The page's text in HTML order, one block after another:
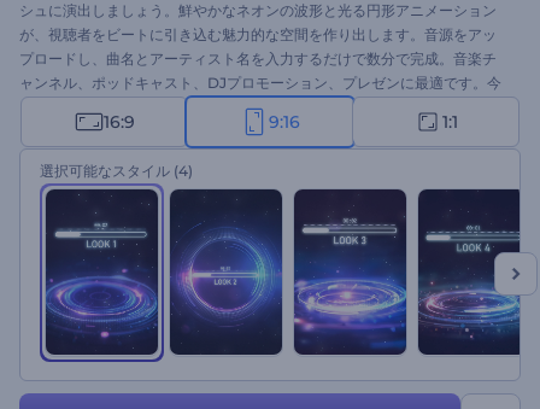
シュに演出しましょう。鮮やかなネオンの波形と光る円形アニメーション
が、視聴者をビートに引き込む魅力的な空間を作り出します。音源をアッ
プロードし、曲名とアーティスト名を入力するだけで数分で完成。音楽チ
ャンネル、ポッドキャスト、DJプロモーション、プレゼンに最適です。今
すぐ作成し、音を視覚的なエネルギーに変えましょう！
16:9 9:16 1:1
選択可能なスタイル (4)